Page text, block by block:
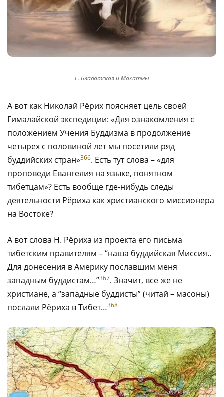
Е. Блаватская и Махатмы
А вот как Николай Рёрих поясняет цель своей
Гималайской экспедиции: «Для ознакомления с
положением Учения Буддизма в продолжение
четырех с половиной лет мы посетили ряд
буддийских стран»366. Есть тут слова – «для
проповеди Евангелия на языке, понятном
тибетцам»? Есть вообще где-нибудь следы
деятельности Рёриха как христианского миссионера
на Востоке?
А вот слова Н. Рёриха из проекта его письма
тибетским правителям – “наша буддийская Миссия..
Для донесения в Америку пославшим меня
западным буддистам…”367. Значит, все же не
христиане, а “западные буддисты” (читай – масоны)
послали Рёриха в Тибет…368